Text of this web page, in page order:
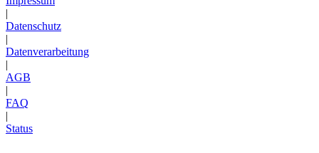
|
Datenschutz
|
Datenverarbeitung
|
AGB
|
FAQ
|
Status